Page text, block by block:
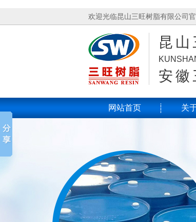
欢迎光临昆山三旺树脂有限公司
昆山
安徽
网站首页 关